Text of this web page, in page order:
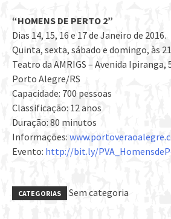
“HOMENS DE PERTO 2”
Dias 14, 15, 16 e 17 de Janeiro de 2016.
Quinta, sexta, sábado e domingo, às
Teatro da AMRIGS – Avenida Ipiranga,
Porto Alegre/RS
Capacidade: 700 pessoas
Classificação: 12 anos
Duração: 80 minutos
Informações:
Evento: http://bit.ly/
CATEGORIAS Sem categoria